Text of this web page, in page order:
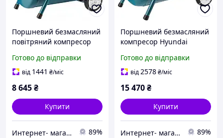
Поршневий безмасляний
повітряний компресор
тривалої роботи (артикул
13a)
Готово до відправки
від 1441 ₴/міс
8 645₴
Купити
Интернет- магазин "AKB-OK" 89%
Поршневий безмасляний
компресор Hyundai
повітряних робіт
Готово до відправки
від2578₴/міс
15 470₴
Купити
Интернет- магазин "AKB-OK" 89%